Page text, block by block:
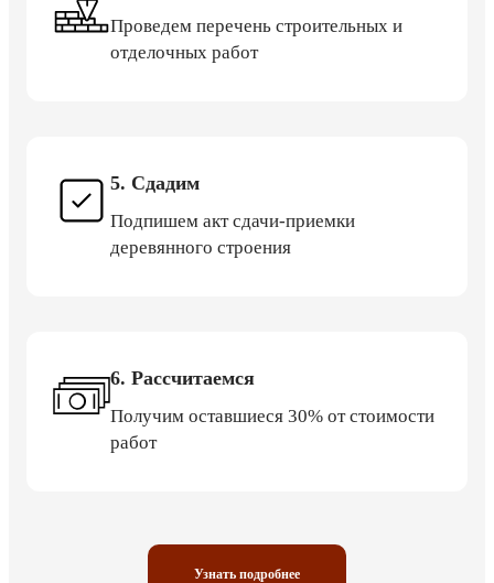
Проведем перечень строительных и
отделочных работ
5. Сдадим
Подпишем акт сдачи-приемки
деревянного строения
6. Рассчитаемся
Получим оставшиеся 30% от стоимости
работ
Узнать подробнее